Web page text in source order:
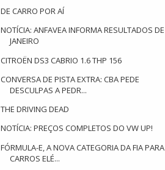
DE CARRO POR AÍ
NOTÍCIA: ANFAVEA INFORMA RESULTADOS DE
JANEIRO
CITROËN DS3 CABRIO 1.6 THP 156
CONVERSA DE PISTA EXTRA: CBA PEDE
DESCULPAS A PEDR...
THE DRIVING DEAD
NOTÍCIA: PREÇOS COMPLETOS DO VW UP!
FÓRMULA-E, A NOVA CATEGORIA DA FIA PARA
CARROS ELÉ...